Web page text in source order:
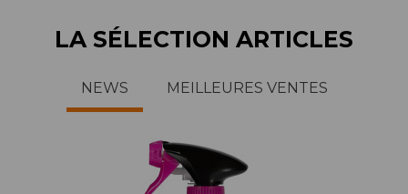
LA SÉLECTION ARTICLES
NEWS MEILLEURES VENTES